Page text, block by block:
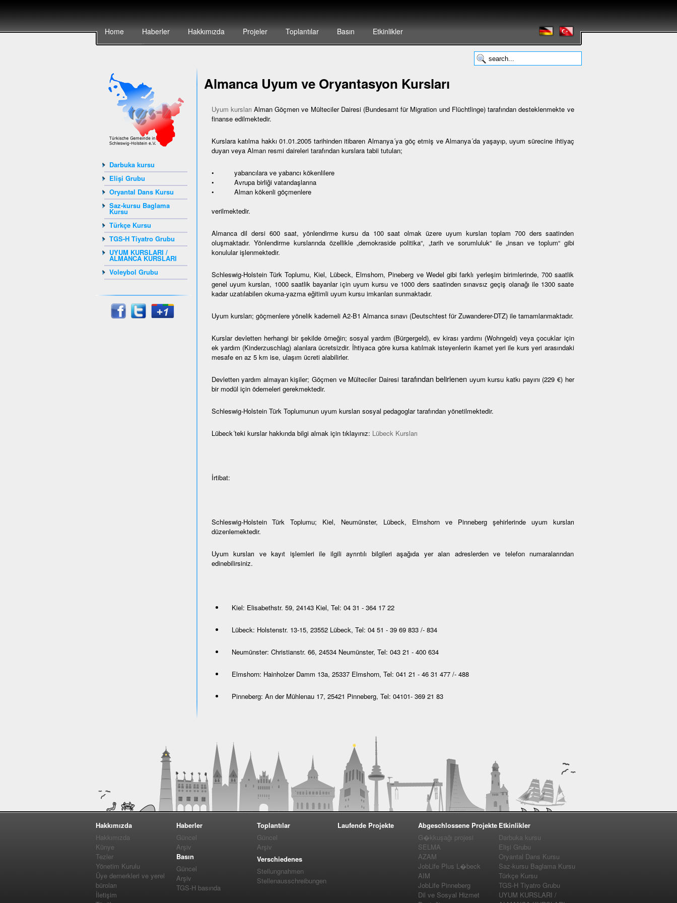
Home Haberler Hakkımızda Projeler Toplantılar Basın Etkinlikler
Darbuka kursu
Elişi Grubu
Oryantal Dans Kursu
Saz-kursu Baglama
Kursu
Türkçe Kursu
TGS-H Tiyatro Grubu
UYUM KURSLARI /
ALMANCA KURSLARI
Voleybol Grubu
Almanca Uyum ve Oryantasyon Kursları
Uyum kursları Alman Göçmen ve Mülteciler Dairesi (Bundesamt für Migration und Flüchtlinge) tarafından desteklenmekte ve
finanse edilmektedir.
Kurslara katılma hakkı 01.01.2005 tarihinden itibaren Almanya´ya göç etmiş ve Almanya´da yaşayıp, uyum sürecine ihtiyaç
duyan veya Alman resmi daireleri tarafından kurslara tabii tutulan;
• yabancılara ve yabancı kökenlilere
• Avrupa birliği vatandaşlarına
• Alman kökenli göçmenlere
verilmektedir.
Almanca dil dersi 600 saat, yönlendirme kursu da 100 saat olmak üzere uyum kursları toplam 700 ders saatinden
oluşmaktadır. Yönlendirme kurslarında özellikle „demokraside politika“, „tarih ve sorumluluk“ ile „insan ve toplum“ gibi
konulular işlenmektedir.
Schleswig-Holstein Türk Toplumu, Kiel, Lübeck, Elmshorn, Pineberg ve Wedel gibi farklı yerleşim birimlerinde, 700 saatlik
genel uyum kursları, 1000 saatlik bayanlar için uyum kursu ve 1000 ders saatinden sınavsız geçiş olanağı ile 1300 saate
kadar uzatılabilen okuma-yazma eğitimli uyum kursu imkanları sunmaktadır.
Uyum kursları; göçmenlere yönelik kademeli A2-B1 Almanca sınavı (Deutschtest für Zuwanderer-DTZ) ile tamamlanmaktadır.
Kurslar devletten herhangi bir şekilde örneğin; sosyal yardım (Bürgergeld), ev kirası yardımı (Wohngeld) veya çocuklar için
ek yardım (Kinderzuschlag) alanlara ücretsizdir. İhtiyaca göre kursa katılmak isteyenlerin ikamet yeri ile kurs yeri arasındaki
mesafe en az 5 km ise, ulaşım ücreti alabilirler.
Devletten yardım almayan kişiler; Göçmen ve Mülteciler Dairesi tarafından belirlenen uyum kursu katkı payını (229 €) her
bir modül için ödemeleri gerekmektedir.
Schleswig-Holstein Türk Toplumunun uyum kursları sosyal pedagoglar tarafından yönetilmektedir.
Lübeck´teki kurslar hakkında bilgi almak için tıklayınız: Lübeck Kursları
İrtibat:
Schleswig-Holstein Türk Toplumu; Kiel, Neumünster, Lübeck, Elmshorn ve Pinneberg şehirlerinde uyum kursları
düzenlemektedir.
Uyum kursları ve kayıt işlemleri ile ilgili ayrıntılı bilgileri aşağıda yer alan adreslerden ve telefon numaralarından
edinebilirsiniz.
Kiel: Elisabethstr. 59, 24143 Kiel, Tel: 04 31 - 364 17 22
Lübeck: Holstenstr. 13-15, 23552 Lübeck, Tel: 04 51 - 39 69 833 /- 834
Neumünster: Christianstr. 66, 24534 Neumünster, Tel: 043 21 - 400 634
Elmshorn: Hainholzer Damm 13a, 25337 Elmshorn, Tel: 041 21 - 46 31 477 /- 488
Pinneberg: An der Mühlenau 17, 25421 Pinneberg, Tel: 04101- 369 21 83
Hakkımızda
Hakkımızda
Künye
Tezler
Yönetim Kurulu
Üye dernerkleri ve yerel
büroları
İletişim
Haberler
Güncel
Arşiv
Basın
Güncel
Arşiv
TGS-H basında
Toplantılar
Güncel
Arşiv
Verschiedenes
Stellungnahmen
Stellenausschreibungen
Laufende Projekte
Abgeschlossene Projekte
G�kkuşağı projesi
SELMA
AZAM
JobLife Plus L�beck
AIM
JobLife Pinneberg
Dil ve Sosyal Hizmet
Etkinlikler
Darbuka kursu
Elişi Grubu
Oryantal Dans Kursu
Saz-kursu Baglama Kursu
Türkçe Kursu
TGS-H Tiyatro Grubu
UYUM KURSLARI /